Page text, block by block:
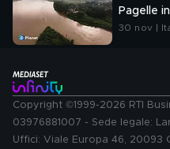
Pagelle
30 nov |
Copyright ©1999-2026 RTI
03976881007 - Sede legale:
Uffici: Viale Europa 46, 20093